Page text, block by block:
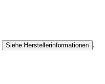
Siehe Herstellerinformationen .